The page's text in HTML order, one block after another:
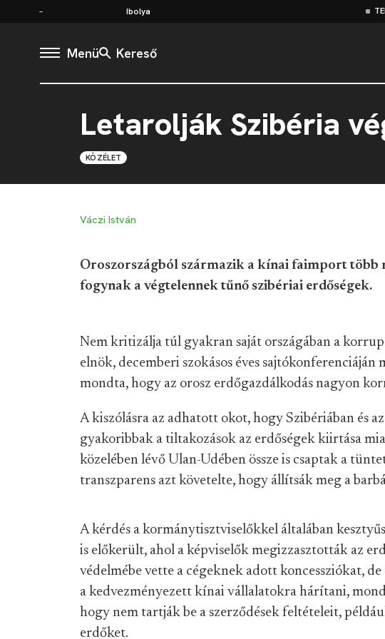
Ibolya
Menü Kereső
Letarolják Szibéria
KÖZÉLET
Váczi István
Oroszországból származik a kínai faimport több
fogynak a végtelennek tűnő szibériai erdőségek.
Nem kritizálja túl gyakran saját országában a
elnök, decemberi szokásos éves
mondta, hogy az orosz erdőgazdálkodás nagyon
A kiszólásra az adhatott okot, hogy Szibériában és
gyakoribbak a tiltakozások az erdőségek kiirtása
közelében lévő Ulan-Udében össze is csaptak a
transzparens azt követelte, hogy állítsák meg a
A kérdés a kormánytisztviselőkkel általában
is előkerült, ahol a képviselők megizzasztották az
védelmébe vette a cégeknek adott koncessziókat,
a kedvezményezett kínai vállalatokra hárítani,
hogy nem tartják be a szerződések feltételeit,
erdőket.